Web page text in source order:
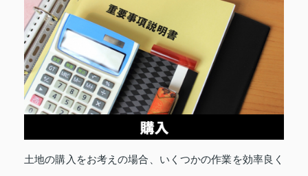
土地の購入をお考えの場合、いくつかの作業を効率良く